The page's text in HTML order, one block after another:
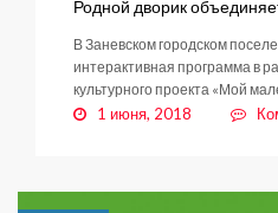
Родной дворик
В Заневском городском
интерактивная программа в
культурного проекта «Мой
1 июня, 2018